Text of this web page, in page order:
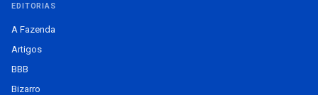
EDITORIAS
A Fazenda
Artigos
BBB
Bizarro